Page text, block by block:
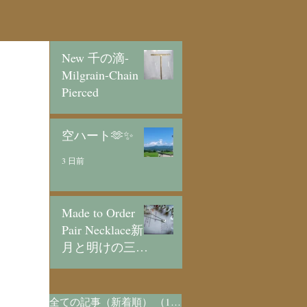
New 千の滴-
Milgrain-Chain
Pierced
2 日前
空ハート🫶✨
3 日前
Made to Order
Pair Necklace新
月と明けの三日
4 日前
全ての記事（新着順） （1,073）